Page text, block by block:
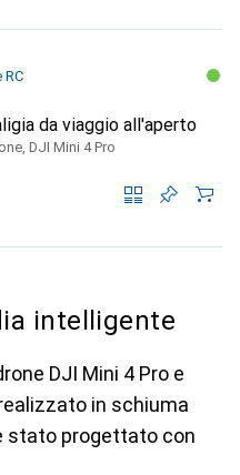
RC
da viaggio all'aperto
DJI Mini 4 Pro
intelligente
DJI Mini 4 Pro e
in schiuma
stato progettato con